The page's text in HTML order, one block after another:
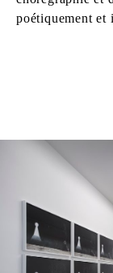
poétiquement et